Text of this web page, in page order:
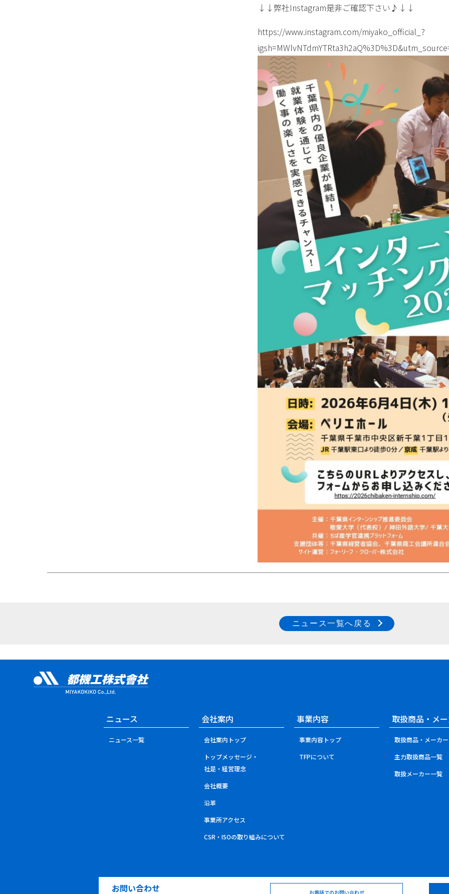
↓↓弊社Instagram是非ご確認下さい♪↓↓
https://www.instagram.com/miyako_official_?
ニュース一覧へ戻る
ニュース
ニュース一覧
会社案内
会社案内トップ
トップメッセージ・
社是・経営理念
会社概要
沿革
事業所アクセス
CSR・ISOの取り組みについて
事業内容
事業内容トップ
TFPについて
取扱商品・メ
取扱商品・メーカ
主力取扱商品一覧
取扱メーカー一覧
お問い合わせ お電話でのお問い合わせ